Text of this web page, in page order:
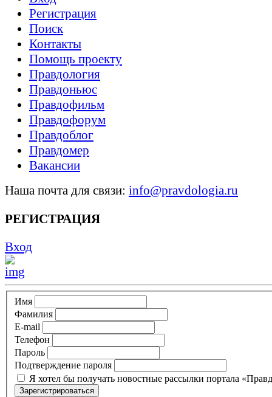
Регистрация
Поиск
Контакты
Помощь проекту
Правдология
Правдоньюс
Правдофильм
Правдофорум
Правдоблог
Правдомер
Вакансии
Наша почта для связи: info@pravdologia.ru
РЕГИСТРАЦИЯ
Вход
Имя
Фамилия
E-mail
Телефон
Пароль
Подтверждение пароля
Я хотел бы получать новостные рассылки портала